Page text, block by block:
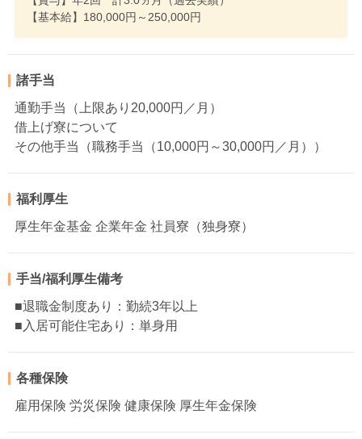
【基本給】180,000円～250,000円
諸手当
通勤手当（上限あり20,000円／月）
借上げ寮について
その他手当（職務手当（10,000円～30,000円／月））
福利厚生
厚生年金基金 企業年金 社員寮（独身寮）
手当/福利厚生備考
■退職金制度あり：勤続3年以上
■入居可能住宅あり：単身用
各種保険
雇用保険 労災保険 健康保険 厚生年金保険